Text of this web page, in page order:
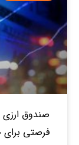
صندوق‌ ارزی
فرصتی برای